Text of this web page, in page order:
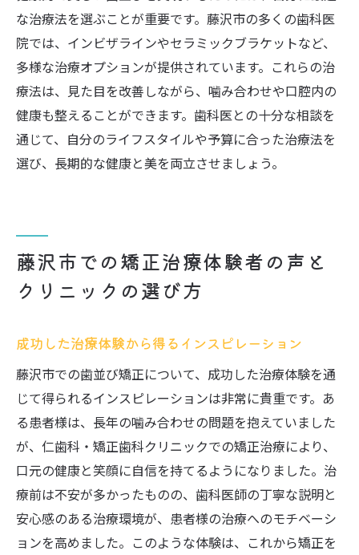
な治療法を選ぶことが重要です。藤沢市の多くの歯科医
院では、インビザラインやセラミックブラケットなど、
多様な治療オプションが提供されています。これらの治
療法は、見た目を改善しながら、噛み合わせや口腔内の
健康も整えることができます。歯科医との十分な相談を
通じて、自分のライフスタイルや予算に合った治療法を
選び、長期的な健康と美を両立させましょう。
藤沢市での矯正治療体験者の声と
クリニックの選び方
成功した治療体験から得るインスピレーション
藤沢市での歯並び矯正について、成功した治療体験を通
じて得られるインスピレーションは非常に貴重です。あ
る患者様は、長年の噛み合わせの問題を抱えていました
が、仁歯科・矯正歯科クリニックでの矯正治療により、
口元の健康と笑顔に自信を持てるようになりました。治
療前は不安が多かったものの、歯科医師の丁寧な説明と
安心感のある治療環境が、患者様の治療へのモチベーシ
ョンを高めました。このような体験は、これから矯正を